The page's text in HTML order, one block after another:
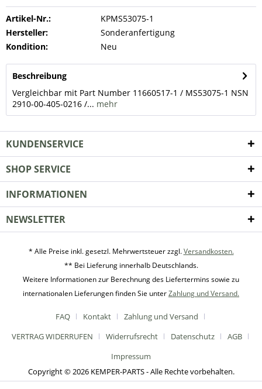
Artikel-Nr.:
KPMS53075-1
Hersteller:
Sonderanfertigung
Kondition:
Neu
Beschreibung
Vergleichbar mit Part Number 11660517-1 / MS53075-1 NSN
2910-00-405-0216 /... mehr
KUNDENSERVICE
SHOP SERVICE
INFORMATIONEN
NEWSLETTER
* Alle Preise inkl. gesetzl. Mehrwertsteuer zzgl.Versandkosten.
** Bei Lieferung innerhalb Deutschlands.
Weitere Informationen zur Berechnung des Liefertermins sowie zu
internationalen Lieferungen finden Sie unterZahlung und Versand.
FAQ Kontakt
Zahlung und Versand
VERTRAG WIDERRUFEN
Widerrufsrecht Datenschutz
AGB
Impressum
Copyright © 2026 KEMPER-PARTS - Alle Rechte vorbehalten.